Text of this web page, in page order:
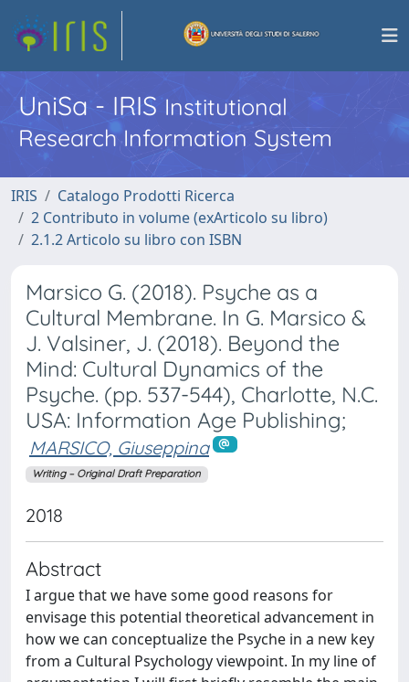
UniSa - IRISInstitutional
Research Information System
IRIS
Catalogo Prodotti Ricerca
2 Contributo in volume (exArticolo su libro)
2.1.2 Articolo su libro con ISBN
Marsico G. (2018). Psyche as a
Cultural Membrane. In G. Marsico &
J. Valsiner, J. (2018). Beyond the
Mind: Cultural Dynamics of the
Psyche. (pp. 537-544), Charlotte, N.C.
USA: Information Age Publishing;
MARSICO, Giuseppina
Writing – Original Draft Preparation
2018
Abstract
I argue that we have some good reasons for
envisage this potential theoretical advancement in
how we can conceptualize the Psyche in a new key
from a Cultural Psychology viewpoint. In my line of